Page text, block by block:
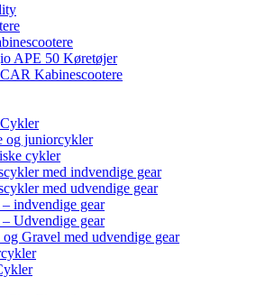
APE 50 Køretøjer
Kabinescootere
og juniorcykler
cykler
med indvendige gear
med udvendige gear
indvendige gear
Udvendige gear
og Gravel med udvendige gear